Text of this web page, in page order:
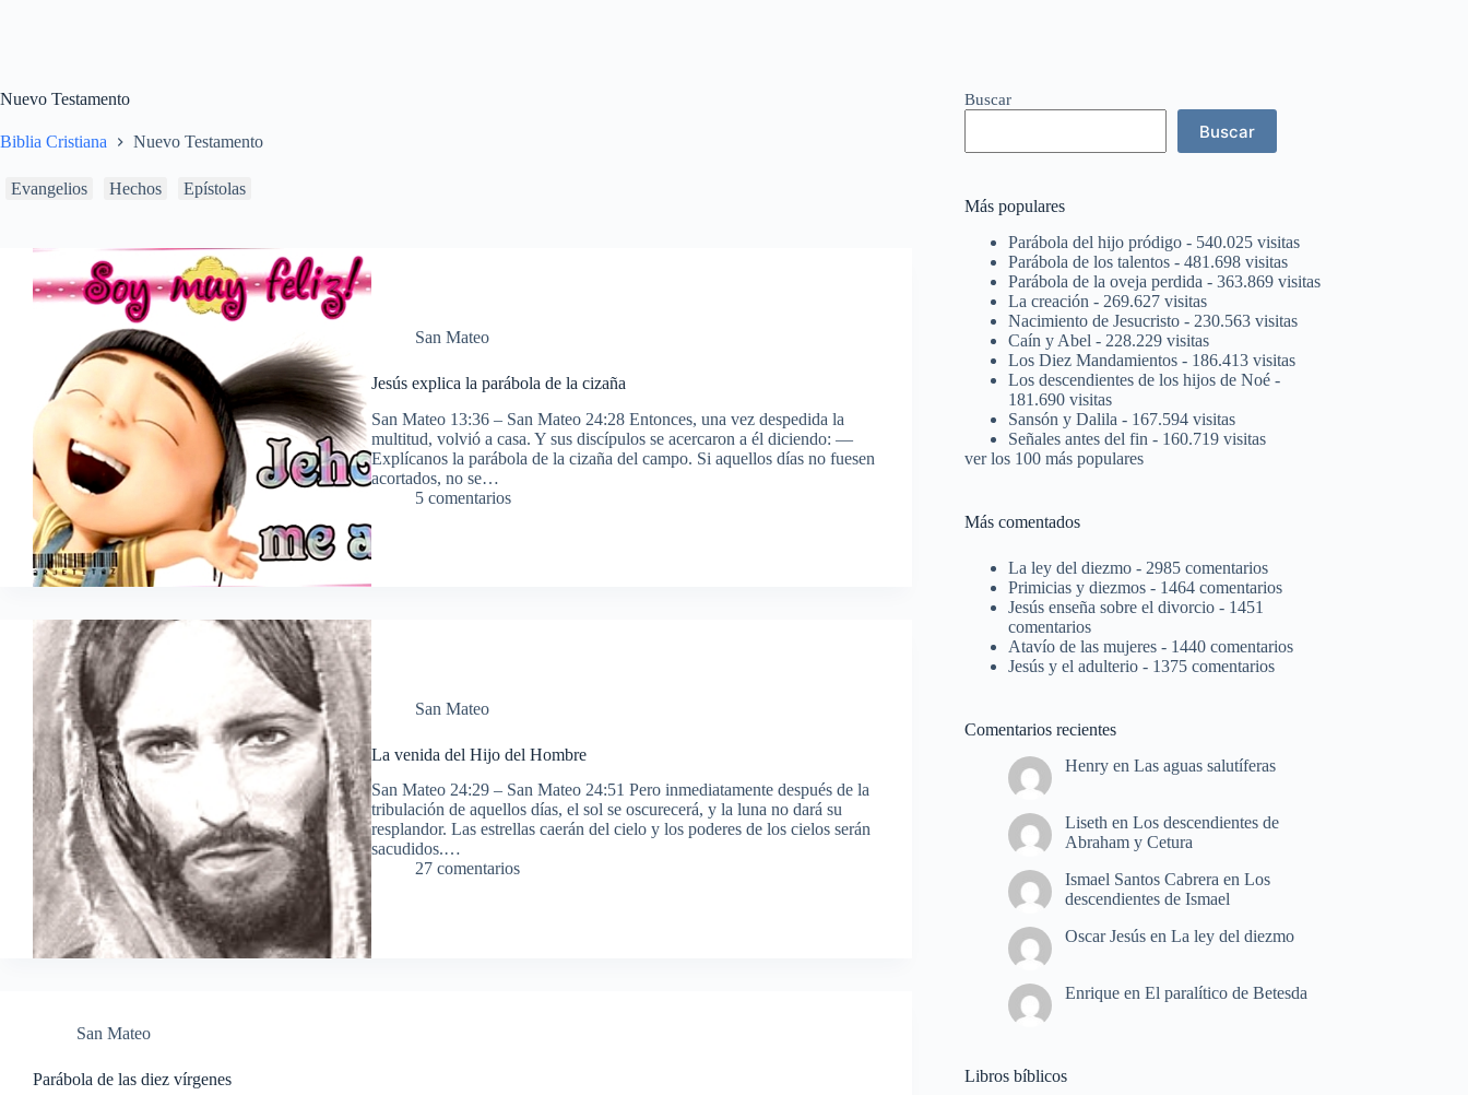
Nuevo Testamento
Biblia Cristiana Nuevo Testamento
Evangelios Hechos Epístolas
San Mateo
Jesús explica la parábola de la cizaña
San Mateo 13:36 – San Mateo 24:28 Entonces, una vez despedida la
multitud, volvió a casa. Y sus discípulos se acercaron a él diciendo: —
Explícanos la parábola de la cizaña del campo. Si aquellos días no fuesen
acortados, no se…
5 comentarios
San Mateo
La venida del Hijo del Hombre
San Mateo 24:29 – San Mateo 24:51 Pero inmediatamente después de la
tribulación de aquellos días, el sol se oscurecerá, y la luna no dará su
resplandor. Las estrellas caerán del cielo y los poderes de los cielos serán
sacudidos.…
27 comentarios
San Mateo
Parábola de las diez vírgenes
Buscar
Buscar
Más populares
Parábola del hijo pródigo - 540.025 visitas
Parábola de los talentos - 481.698 visitas
Parábola de la oveja perdida - 363.869 visitas
La creación - 269.627 visitas
Nacimiento de Jesucristo - 230.563 visitas
Caín y Abel - 228.229 visitas
Los Diez Mandamientos - 186.413 visitas
Los descendientes de los hijos de Noé -
181.690 visitas
Sansón y Dalila - 167.594 visitas
Señales antes del fin - 160.719 visitas
ver los 100 más populares
Más comentados
La ley del diezmo - 2985 comentarios
Primicias y diezmos - 1464 comentarios
Jesús enseña sobre el divorcio - 1451
comentarios
Atavío de las mujeres - 1440 comentarios
Jesús y el adulterio - 1375 comentarios
Comentarios recientes
Henry enLas aguas salutíferas
Liseth enLos descendientes de
Abraham y Cetura
Ismael Santos Cabrera enLos
descendientes de Ismael
Oscar Jesús enLa ley del diezmo
Enrique enEl paralítico de Betesda
Libros bíblicos